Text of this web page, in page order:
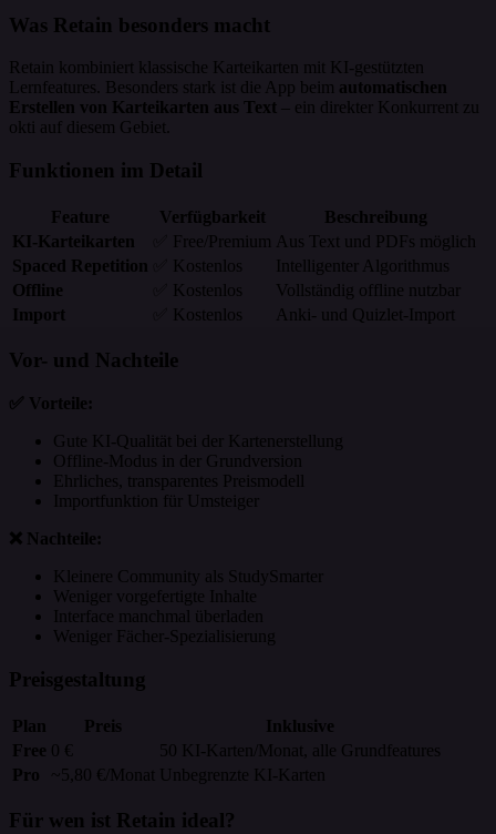
Was Retain besonders macht
Retain kombiniert klassische Karteikarten mit KI-gestützten
Lernfeatures. Besonders stark ist die App beim automatischen
Erstellen von Karteikarten aus Text – ein direkter Konkurrent zu
okti auf diesem Gebiet.
Funktionen im Detail
Feature Verfügbarkeit
Beschreibung
KI-Karteikarten
✅ Free/Premium Aus Text und PDFs möglich
Spaced Repetition
✅ Kostenlos
Intelligenter Algorithmus
Offline
✅ Kostenlos
Vollständig offline nutzbar
Import
✅ Kostenlos Anki- und Quizlet-Import
Vor- und Nachteile
✅ Vorteile:
Gute KI-Qualität bei der Kartenerstellung
Offline-Modus in der Grundversion
Ehrliches, transparentes Preismodell
Importfunktion für Umsteiger
❌ Nachteile:
Kleinere Community als StudySmarter
Weniger vorgefertigte Inhalte
Interface manchmal überladen
Weniger Fächer-Spezialisierung
Preisgestaltung
Plan Preis
Inklusive
Free 0 €
50 KI-Karten/Monat, alle Grundfeatures
Pro
~5,80 €/Monat Unbegrenzte KI-Karten
Für wen ist Retain ideal?